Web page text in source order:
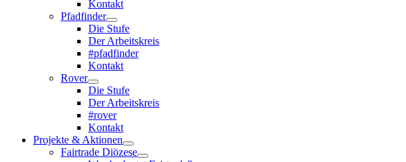
Kontakt
Pfadfinder
Die Stufe
Der Arbeitskreis
#pfadfinder
Kontakt
Rover
Die Stufe
Der Arbeitskreis
#rover
Kontakt
Projekte & Aktionen
Fairtrade Diözese